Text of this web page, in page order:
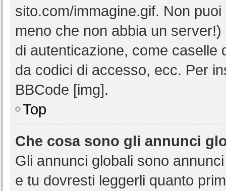
sito.com/immagine.gif. Non
meno che non abbia un
di autenticazione, come caselle
da codici di accesso, ecc. Per
BBCode [img].
Top
Che cosa sono gli annunci
Gli annunci globali sono
e tu dovresti leggerli quanto